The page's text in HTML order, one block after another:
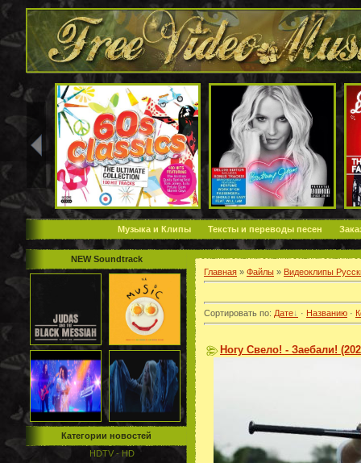
Музыка и Клипы Тексты и переводы песен
NEW Soundtrack
Категории новостей
HDTV - HD
Главная » Файлы » Видеоклипы
Сортировать по: Дате · Названию ·
Ногу Свело! - Заебали!